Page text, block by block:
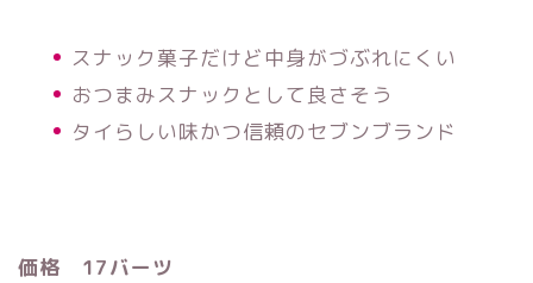
スナック菓子だけど中身がづぶれにくい
おつまみスナックとして良さそう
タイらしい味かつ信頼のセブンブランド
価格 17バーツ